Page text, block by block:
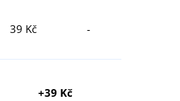
39 Kč -
+39 Kč